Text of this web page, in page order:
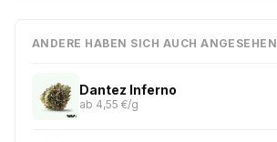
ANDERE HABEN SICH AUCH ANGESEHEN
Dantez Inferno
ab 4,55 €/g